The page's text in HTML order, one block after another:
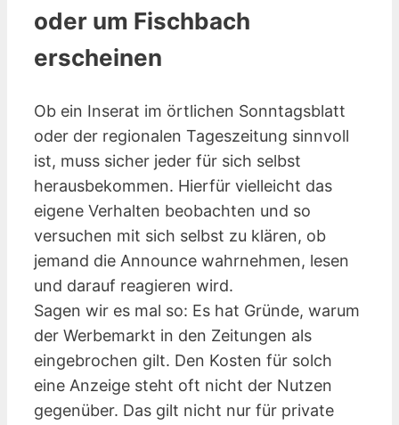
oder um Fischbach
erscheinen
Ob ein Inserat im örtlichen Sonntagsblatt
oder der regionalen Tageszeitung sinnvoll
ist, muss sicher jeder für sich selbst
herausbekommen. Hierfür vielleicht das
eigene Verhalten beobachten und so
versuchen mit sich selbst zu klären, ob
jemand die Announce wahrnehmen, lesen
und darauf reagieren wird.
Sagen wir es mal so: Es hat Gründe, warum
der Werbemarkt in den Zeitungen als
eingebrochen gilt. Den Kosten für solch
eine Anzeige steht oft nicht der Nutzen
gegenüber. Das gilt nicht nur für private